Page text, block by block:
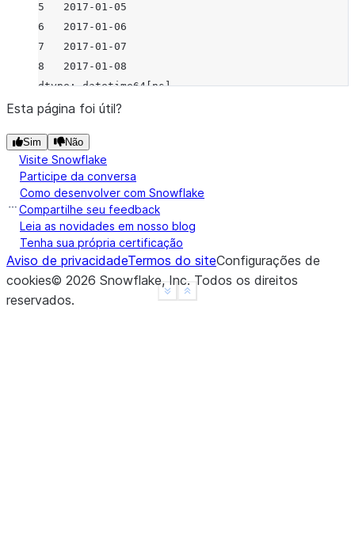
5   2017-01-05
6   2017-01-06
7   2017-01-07
8   2017-01-08
dtype: datetime64[ns]
>>> s. dt. dayofweek
1    6
2    0
3    1
4    2
5    3
6    4
7    5
8    6
dtype: int16
Show less
See more
Esta página foi útil?
Sim Não
Visite Snowflake
Participe da conversa
Como desenvolver com Snowflake
Compartilhe seu feedback
Leia as novidades em nosso blog
Tenha sua própria certificação
Aviso de privacidadeTermos do siteConfigurações de
cookies© 2026 Snowflake, Inc. Todos os direitos
reservados.